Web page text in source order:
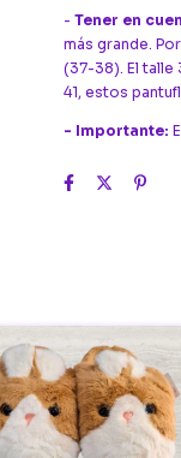
- Tener en
más grande.
(37-38). El talle
41, estos
- Importante: